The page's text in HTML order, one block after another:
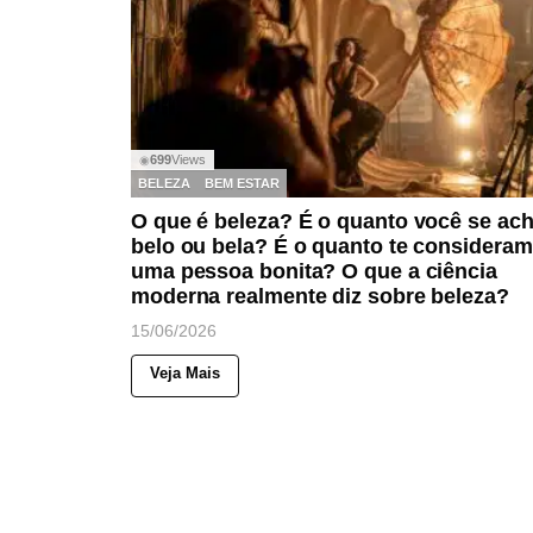
◉699Views
BELEZA
BEM ESTAR
O que é beleza? É o quanto você se
belo ou bela? É o quanto te consideram
uma pessoa bonita? O que a ciência
moderna realmente diz sobre beleza?
15/06/2026
Veja Mais